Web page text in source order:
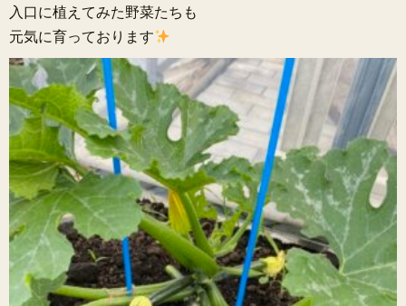
入口に植えてみた野菜たちも
元気に育っております